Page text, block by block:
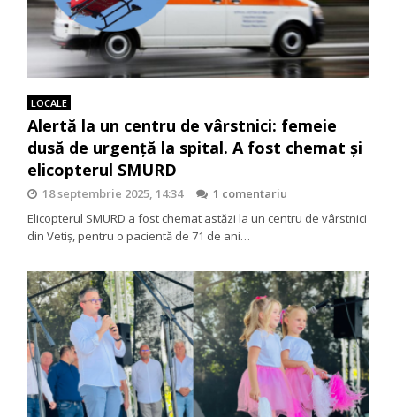
LOCALE
Alertă la un centru de vârstnici: femeie
dusă de urgență la spital. A fost chemat și
elicopterul SMURD
18 septembrie 2025, 14:34
1 comentariu
Elicopterul SMURD a fost chemat astăzi la un centru de vârstnici
din Vetiș, pentru o pacientă de 71 de ani…